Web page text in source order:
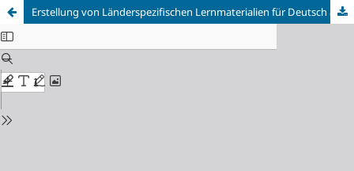
Erstellung von Länderspezifischen Lernmaterialien für Deutsch als Fremdsprache am Beispiel des DaFUnterrichts im Sudan